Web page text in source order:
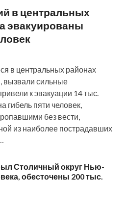
в центральных
эвакуированы
в центральных районах
вызвали сильные
к эвакуации 14 тыс.
гибель пяти человек,
без вести,
из наиболее пострадавших
Столичный округ Нью-
обесточены 200 тыс.